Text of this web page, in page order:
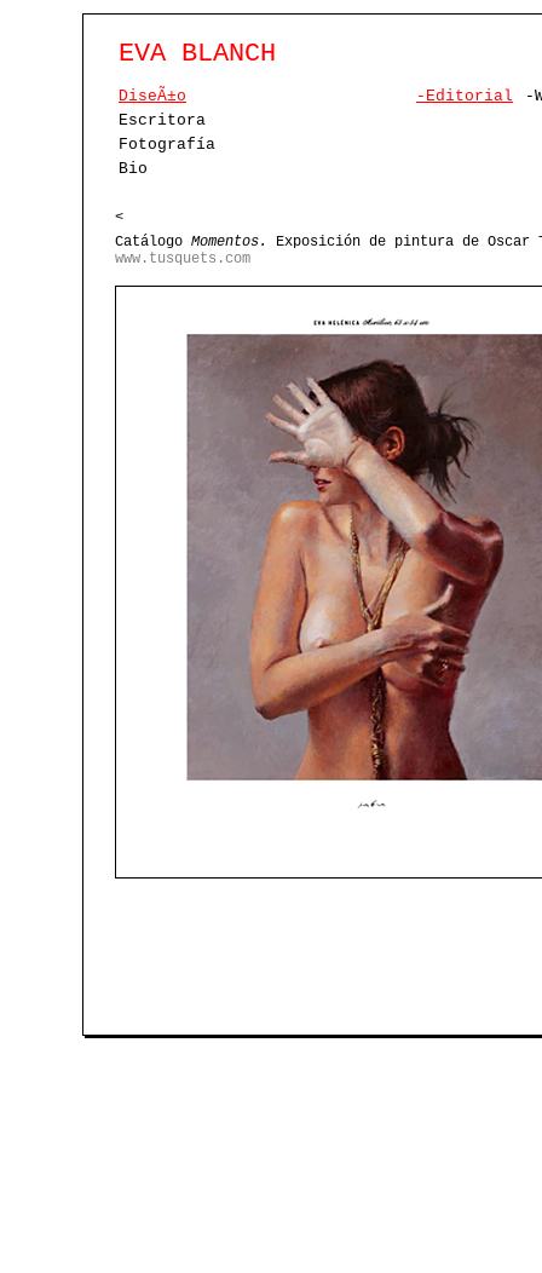
EVA BLANCH
DiseÃ±o -Editorial
-
Escritora
Fotografía
Bio
<
Catálogo Momentos.
Exposición de pintura de Oscar
www.tusquets.com